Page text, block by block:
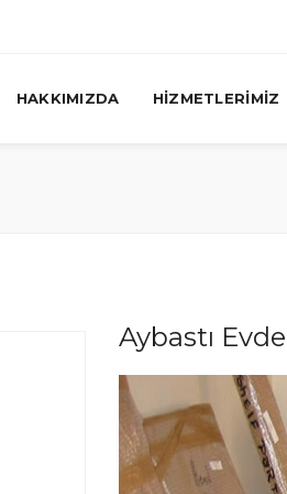
HAKKIMIZDA HİZMETLERİMİZ
Aybastı